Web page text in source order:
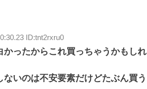
ID:tnt2rxru0
ったからこれ買っちゃうかもしれ
いのは不安要素だけどたぶん買う